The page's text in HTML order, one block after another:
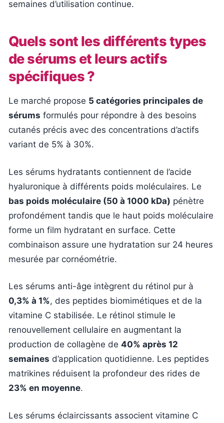
semaines d’utilisation continue.
Quels sont les différents types
de sérums et leurs actifs
spécifiques ?
Le marché propose 5 catégories principales de
sérums formulés pour répondre à des besoins
cutanés précis avec des concentrations d’actifs
variant de 5% à 30%.
Les sérums hydratants contiennent de l’acide
hyaluronique à différents poids moléculaires. Le
bas poids moléculaire (50 à 1000 kDa) pénètre
profondément tandis que le haut poids moléculaire
forme un film hydratant en surface. Cette
combinaison assure une hydratation sur 24 heures
mesurée par cornéométrie.
Les sérums anti-âge intègrent du rétinol pur à
0,3% à 1%, des peptides biomimétiques et de la
vitamine C stabilisée. Le rétinol stimule le
renouvellement cellulaire en augmentant la
production de collagène de 40% après 12
semaines d’application quotidienne. Les peptides
matrikines réduisent la profondeur des rides de
23% en moyenne.
Les sérums éclaircissants associent vitamine C